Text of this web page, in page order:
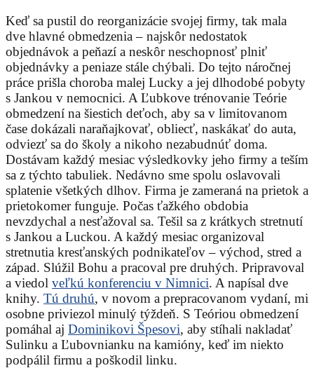
Keď sa pustil do reorganizácie svojej firmy, tak mala
dve hlavné obmedzenia – najskôr nedostatok
objednávok a peňazí a neskôr neschopnosť plniť
objednávky a peniaze stále chýbali. Do tejto náročnej
práce prišla choroba malej Lucky a jej dlhodobé pobyty
s Jankou v nemocnici. A Ľubkove trénovanie Teórie
obmedzení na šiestich deťoch, aby sa v limitovanom
čase dokázali naraňajkovať, obliecť, naskákať do auta,
odviezť sa do školy a nikoho nezabudnúť doma.
Dostávam každý mesiac výsledkovky jeho firmy a teším
sa z týchto tabuliek. Nedávno sme spolu oslavovali
splatenie všetkých dlhov. Firma je zameraná na prietok a
prietokomer funguje. Počas ťažkého obdobia
nevzdychal a nesťažoval sa. Tešil sa z krátkych stretnutí
s Jankou a Luckou. A každý mesiac organizoval
stretnutia kresťanských podnikateľov – východ, stred a
západ. Slúžil Bohu a pracoval pre druhých. Pripravoval
a viedol veľkú konferenciu v Nimnici. A napísal dve
knihy. Tú druhú, v novom a prepracovanom vydaní, mi
osobne priviezol minulý týždeň. S Teóriou obmedzení
pomáhal aj Dominikovi Špesovi, aby stíhali nakladať
Sulinku a Ľubovnianku na kamióny, keď im niekto
podpálil firmu a poškodil linku.